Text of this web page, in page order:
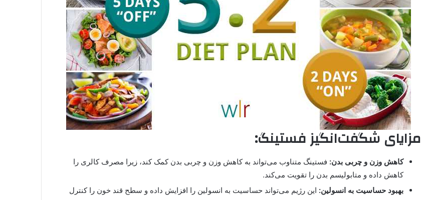
مزایای شگفت‌انگیز فستینگ:
کاهش وزن و چربی بدن: فستینگ متناوب می‌تواند به کاهش وزن و چربی بدن کمک کند، زیرا مصرف کالری را
کاهش داده و متابولیسم بدن را تقویت می‌کند.
بهبود حساسیت به انسولین: این رژیم می‌تواند حساسیت به انسولین را افزایش داده و سطح قند خون را کنترل